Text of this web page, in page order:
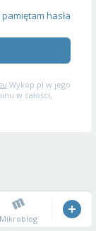
hasła
Wykop.pl w jego
w całości,
Mikroblog